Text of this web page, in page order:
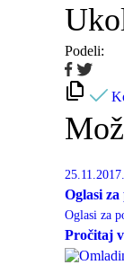
Podeli:
25.11.2017.
Oglasi za
Oglasi za
Pročitaj